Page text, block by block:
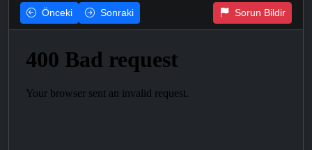
Önceki Sonraki Sorun Bildir